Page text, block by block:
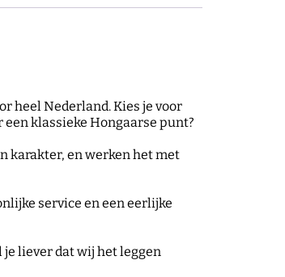
heel Nederland. Kies je voor
klassieke Hongaarse punt?
karakter, en werken het met
service en een eerlijke
liever dat wij het leggen